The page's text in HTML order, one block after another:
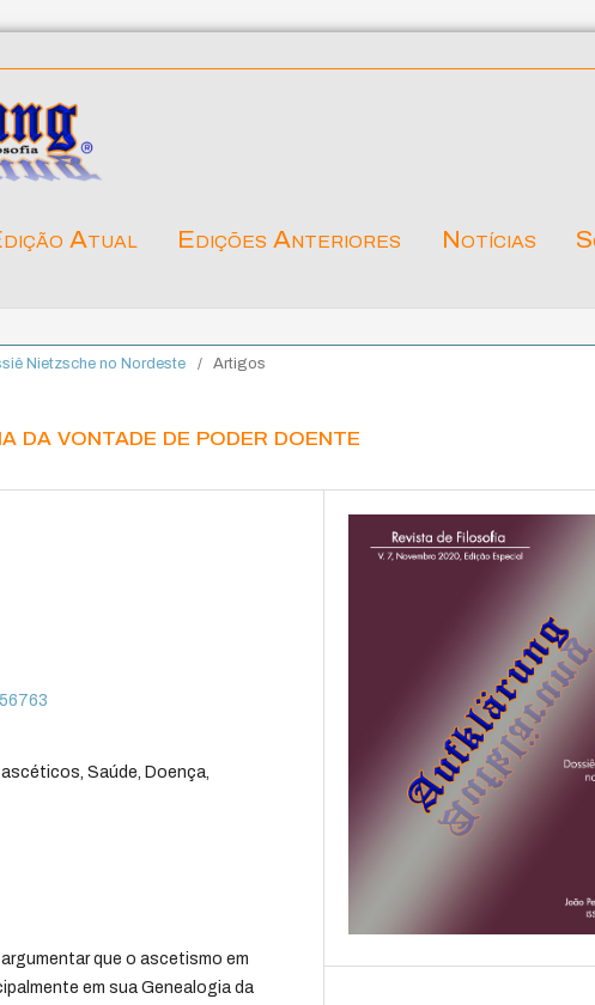
Atual Edições Anteriores Notícias
Nietzsche no Nordeste / Artigos
da vontade de poder doente
Saúde, Doença,
que o ascetismo em
em sua Genealogia da